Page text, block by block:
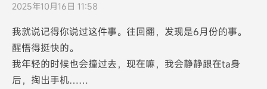
2025年10月16日 11:58
我就说记得你说过这件事。往回翻，发现是6月份的事。
醒悟得挺快的。
我年轻的时候也会撞过去，现在嘛，我会静静跟在ta身
后，掏出手机……